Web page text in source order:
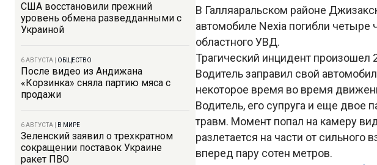
США восстановили прежний
уровень обмена разведданными с
Украиной
6 АВГУСТА ОБЩЕСТВО
После видео из Андижана
«Корзинка» сняла партию мяса с
продажи
6 АВГУСТА В МИРЕ
Зеленский заявил о трехкратном
сокращении поставок Украине
ракет ПВО
В Галляаральском районе
автомобиле Nexia погибли
областного УВД.
Трагический инцидент произошел
Водитель заправил свой
некоторое время во время
Водитель, его супруга и еще двое
травм. Момент попал на камеру
разлетается на части от сильного
вперед пару сотен метров.